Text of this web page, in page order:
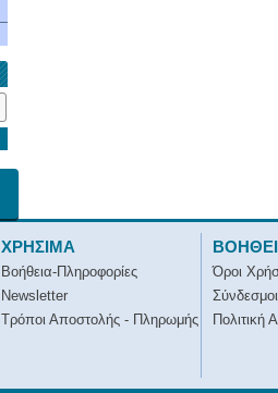
ΧΡΗΣΙΜΑ
Βοήθεια-Πληροφορίες
Newsletter
Τρόποι Αποστολής - Πληρωμής
Όροι
Σύνδεσμοι
Πολιτική